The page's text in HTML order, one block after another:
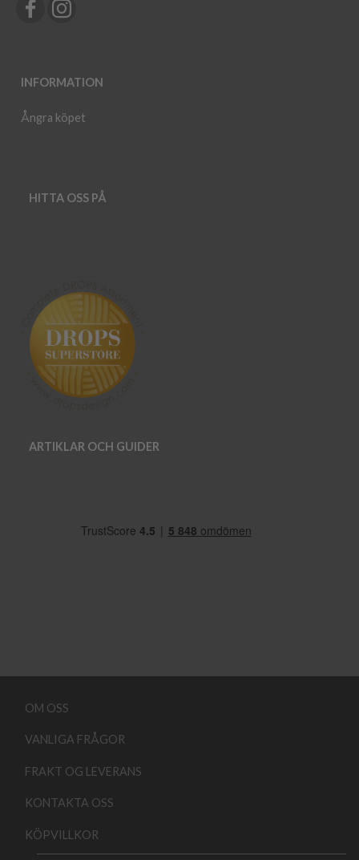
INFORMATION
Ångra köpet
HITTA OSS PÅ
ARTIKLAR OCH GUIDER
OM OSS
VANLIGA FRÅGOR
FRAKT OG LEVERANS
KONTAKTA OSS
KÖPVILLKOR